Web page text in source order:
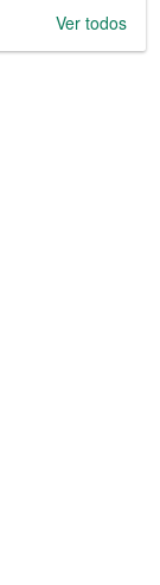
Ver todos